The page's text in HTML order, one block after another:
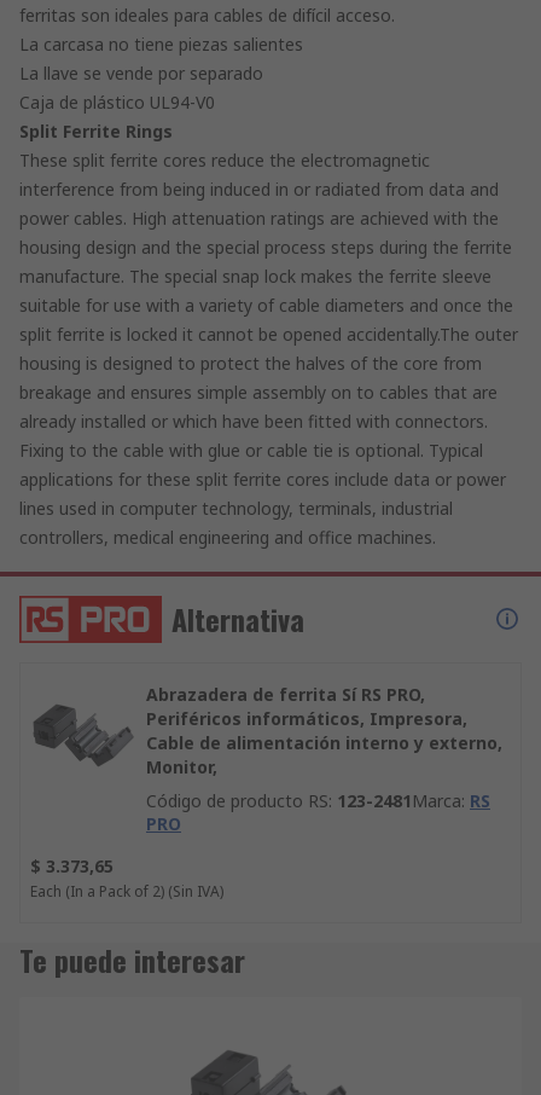
ferritas son ideales para cables de difícil acceso.
La carcasa no tiene piezas salientes
La llave se vende por separado
Caja de plástico UL94-V0
Split Ferrite Rings
These split ferrite cores reduce the electromagnetic
interference from being induced in or radiated from data and
power cables. High attenuation ratings are achieved with the
housing design and the special process steps during the ferrite
manufacture. The special snap lock makes the ferrite sleeve
suitable for use with a variety of cable diameters and once the
split ferrite is locked it cannot be opened accidentally.The outer
housing is designed to protect the halves of the core from
breakage and ensures simple assembly on to cables that are
already installed or which have been fitted with connectors.
Fixing to the cable with glue or cable tie is optional. Typical
applications for these split ferrite cores include data or power
lines used in computer technology, terminals, industrial
controllers, medical engineering and office machines.
Alternativa
Abrazadera de ferrita Sí RS PRO,
Periféricos informáticos, Impresora,
Cable de alimentación interno y externo,
Monitor,
Código de producto RS: 123-2481 Marca: RS
PRO
$ 3.373,65
Each (In a Pack of 2) (Sin IVA)
Te puede interesar